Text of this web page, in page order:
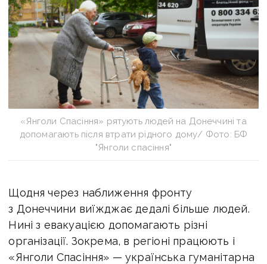
«Янголи Спасіння» рятують людей на Донеччині та
допомагають після втрати рідного дому/ Фото: БФ
"Янголи спасіння"
Щодня через наближення фронту
з Донеччини виїжджає дедалі більше людей.
Нині з евакуацією допомагають різні
організації. Зокрема, в регіоні працюють і
«Янголи Спасіння» — українська гуманітарна